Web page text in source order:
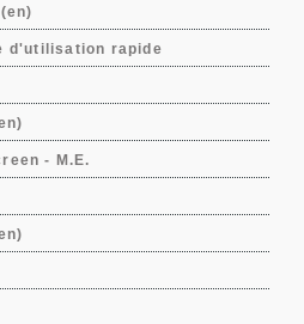
d'utilisation rapide
- M.E.